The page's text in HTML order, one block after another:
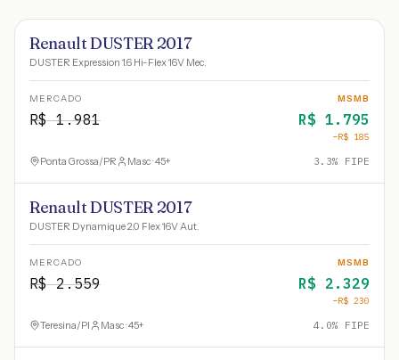
Renault DUSTER 2017
DUSTER Expression 1.6 Hi-Flex 16V Mec.
MERCADO
R$1.981
MSMB
R$ 1.795
−R$ 185
Ponta Grossa/PR Masc · 45+ 3.3% FIPE
Renault DUSTER 2017
DUSTER Dynamique 2.0 Flex 16V Aut.
MERCADO
R$2.559
MSMB
R$ 2.329
−R$ 230
Teresina/PI Masc · 45+ 4.0% FIPE